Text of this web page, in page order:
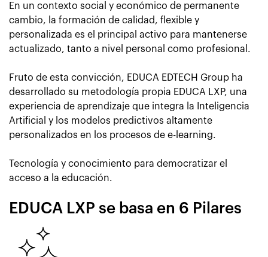
En un contexto social y económico de permanente
cambio, la formación de calidad, flexible y
personalizada es el principal activo para mantenerse
actualizado, tanto a nivel personal como profesional.
Fruto de esta convicción, EDUCA EDTECH Group ha
desarrollado su metodología propia EDUCA LXP, una
experiencia de aprendizaje que integra la Inteligencia
Artificial y los modelos predictivos altamente
personalizados en los procesos de e-learning.
Tecnología y conocimiento para democratizar el
acceso a la educación.
EDUCA LXP se basa en 6 Pilares